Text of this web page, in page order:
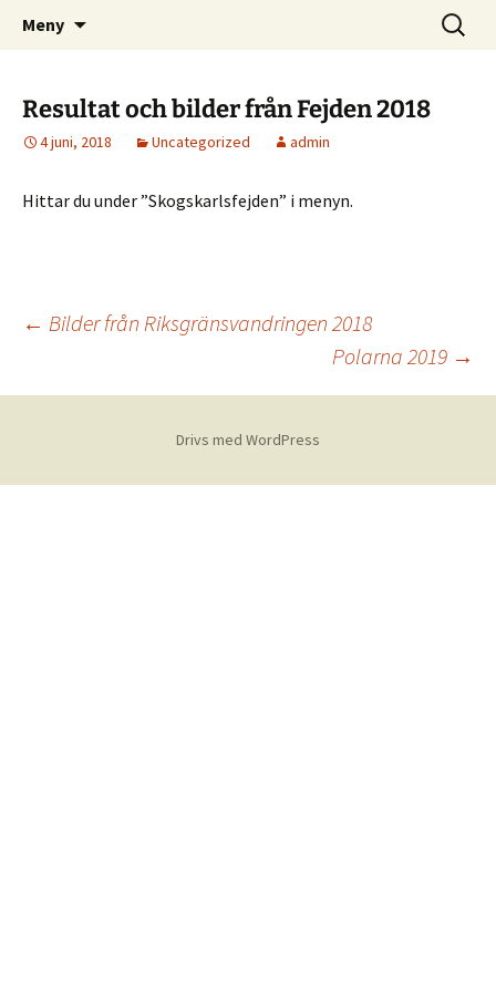
Skogskarlar
Skånes Skogskarlars hemsida
Meny
Sök
efter:
Resultat och bilder från Fejden 2018
4 juni, 2018 Uncategorized admin
Hittar du under ”Skogskarlsfejden” i menyn.
Inläggsnavigering
← Bilder från Riksgränsvandringen 2018
Polarna 2019 →
Drivs med WordPress